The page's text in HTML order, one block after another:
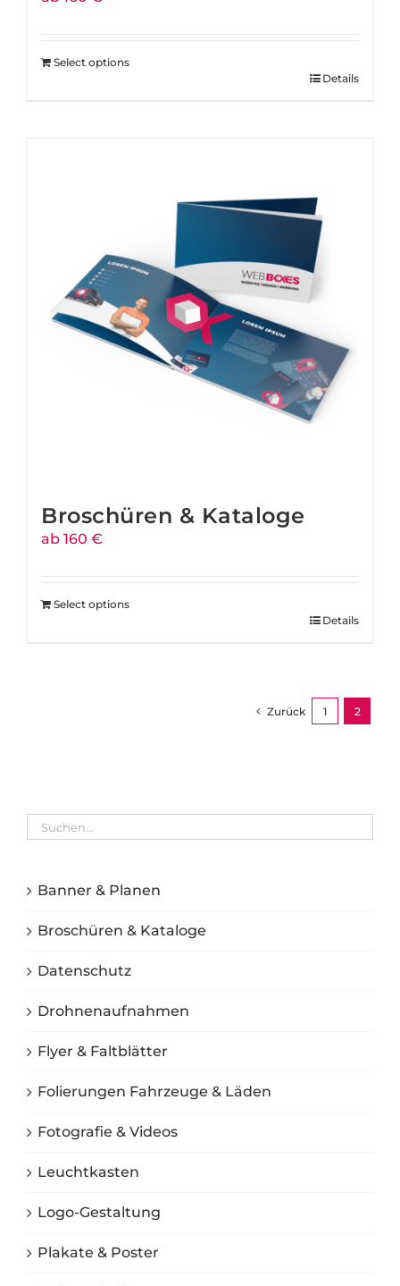
Select options
Details
Broschüren & Kataloge
ab 160 €
Select options
Details
Zurück 1 2
Banner & Planen
Broschüren & Kataloge
Datenschutz
Drohnenaufnahmen
Flyer & Faltblätter
Folierungen Fahrzeuge & Läden
Fotografie & Videos
Leuchtkasten
Logo-Gestaltung
Plakate & Poster